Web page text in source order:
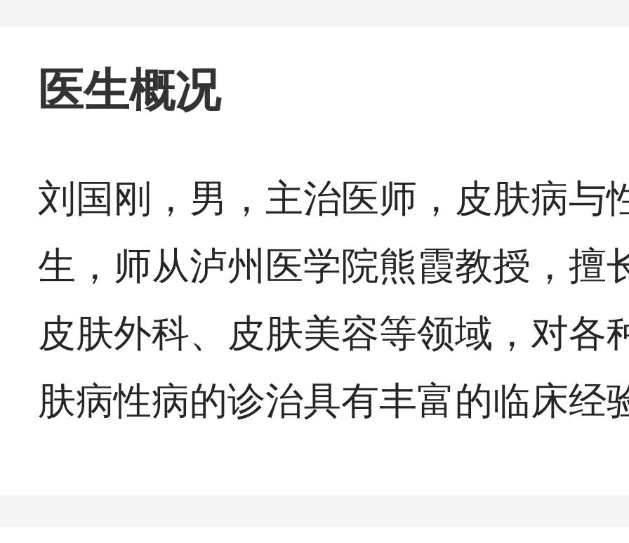
医生概况
刘国刚，男，主治医师，皮肤病与
生，师从泸州医学院熊霞教授，擅
皮肤外科、皮肤美容等领域，对各
肤病性病的诊治具有丰富的临床经